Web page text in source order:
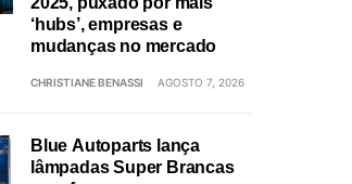
‘hubs’, empresas e
mudanças no mercado
CHRISTIANE BENASSI AGOSTO 7, 2026
Blue Autoparts lança
lâmpadas Super Brancas